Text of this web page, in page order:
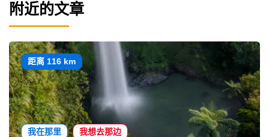
附近的文章
距离 116 km
我在那里 我想去那边